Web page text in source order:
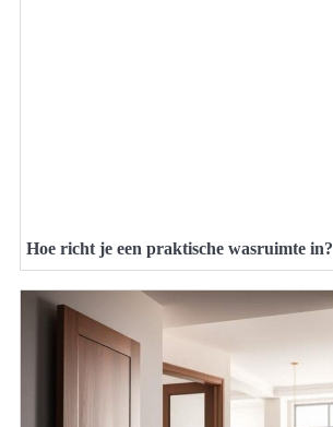
Hoe richt je een praktische wasruimte in?